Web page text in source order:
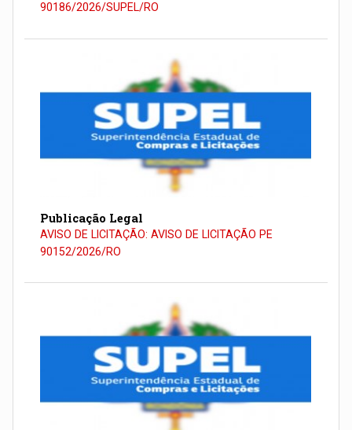
90186/2026/SUPEL/RO
Publicação Legal
AVISO DE LICITAÇÃO: AVISO DE LICITAÇÃO PE
90152/2026/RO